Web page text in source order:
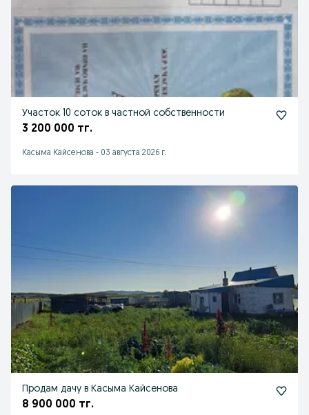
Участок 10 соток в частной собственности
3 200 000 тг.
Касыма Кайсенова - 03 августа 2026 г.
Продам дачу в Касыма Кайсенова
8 900 000 тг.